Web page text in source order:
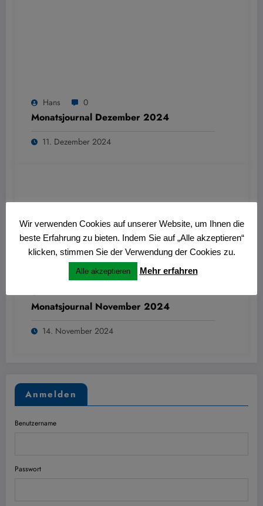
Hans 0
Monatsjournal Dezember 2024
11. Dezember 2024
Monatsjournal November 2024
14. November 2024
Anmelden
Benutzername
Passwort
Wir verwenden Cookies auf unserer Website, um Ihnen die
beste Erfahrung zu bieten. Indem Sie auf „Alle akzeptieren“
klicken, stimmen Sie der Verwendung der Cookies zu.
Alle akzeptieren Mehr erfahren